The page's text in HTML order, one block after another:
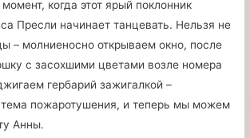
когда этот ярый поклонник
Пресли начинает танцевать. Нельзя не
– молниеносно открываем окно, после
с засохшими цветами возле номера
гербарий зажигалкой –
пожаротушения, и теперь мы можем
Анны.